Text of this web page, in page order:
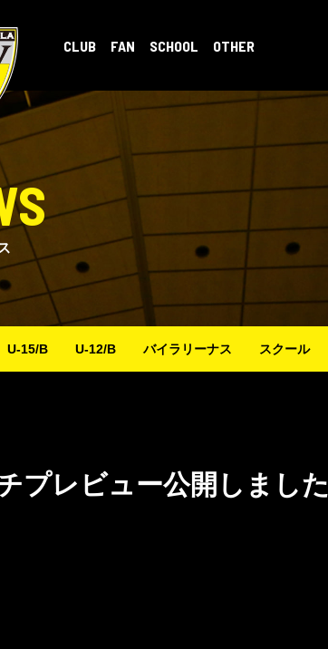
CLUB FAN SCHOOL OTHER
U-15/B U-12/B バイラリーナス スクール
プレビュー公開しました